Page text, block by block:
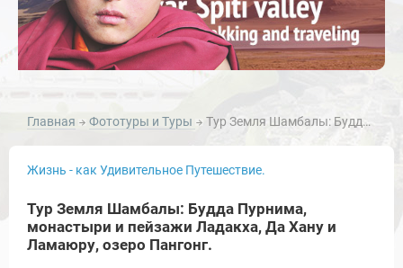
Главная Фототуры и Туры Тур Земля Шамбалы: Будда Пурнима, монастыри и пейзажи Ладакха, Да Хану и Ламаюру, озеро Пангонг.
Жизнь - как Удивительное Путешествие.
Тур Земля Шамбалы: Будда Пурнима,
монастыри и пейзажи Ладакха, Да Хану и
Ламаюру, озеро Пангонг.